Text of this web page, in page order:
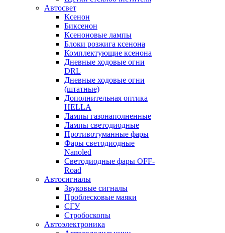
Автосвет
Ксенон
Биксенон
Ксеноновые лампы
Блоки розжига ксенона
Комплектующие ксенона
Дневные ходовые огни
DRL
Дневные ходовые огни
(штатные)
Дополнительная оптика
HELLA
Лампы газонаполненные
Лампы светодиодные
Противотуманные фары
Фары светодиодные
Nanoled
Светодиодные фары OFF-
Road
Автосигналы
Звуковые сигналы
Проблесковые маяки
СГУ
Стробоскопы
Автоэлектроника